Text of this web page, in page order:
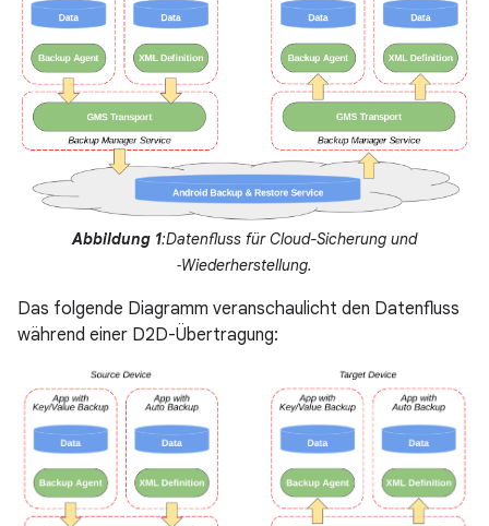
Abbildung 1:Datenfluss für Cloud-Sicherung und
‑Wiederherstellung.
Das folgende Diagramm veranschaulicht den Datenfluss
während einer D2D-Übertragung: